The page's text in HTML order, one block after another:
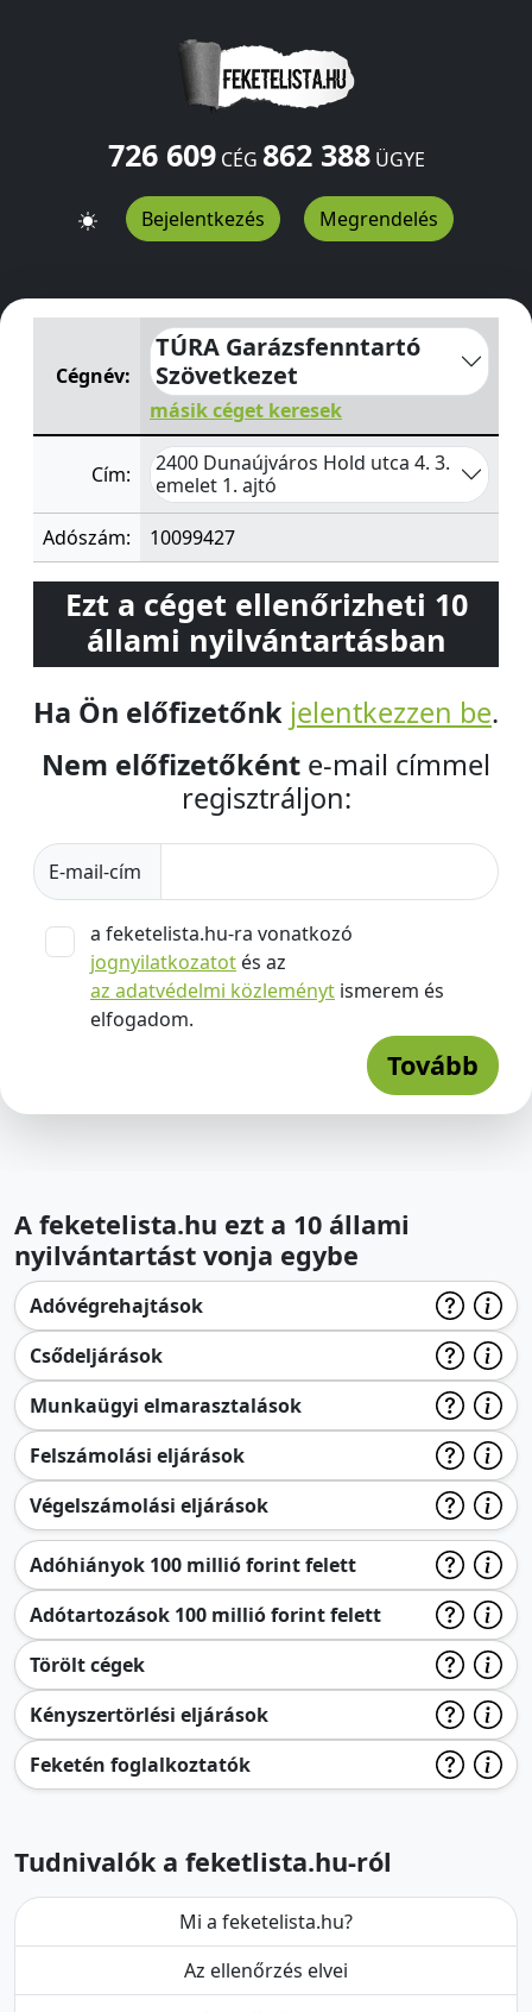
726 609CÉG 862 388ÜGYE
Bejelentkezés Megrendelés
TÚRA Garázsfenntartó SzövetkezetHold utca 4. 3.
Cégnév:
TÚRA Garázsfenntartó
Szövetkezet
másik céget keresek
Cím:
2400 Dunaújváros Hold utca 4. 3.
emelet 1. ajtó
Adószám:
10099427
Ezt a céget ellenőrizheti 10
állami nyilvántartásban
Ha Ön előfizetőnk jelentkezzen be.
Nem előfizetőként e-mail címmel
regisztráljon:
E-mail-cím
a feketelista.hu-ra vonatkozó
jognyilatkozatot és az
az adatvédelmi közleményt ismerem és
elfogadom.
Tovább
A feketelista.hu ezt a 10 állami
nyilvántartást vonja egybe
Adóvégrehajtások
Csődeljárások
Munkaügyi elmarasztalások
Felszámolási eljárások
Végelszámolási eljárások
Adóhiányok 100 millió forint felett
Adótartozások 100 millió forint felett
Törölt cégek
Kényszertörlési eljárások
Feketén foglalkoztatók
Tudnivalók a feketlista.hu-ról
Mi a feketelista.hu?
Az ellenőrzés elvei